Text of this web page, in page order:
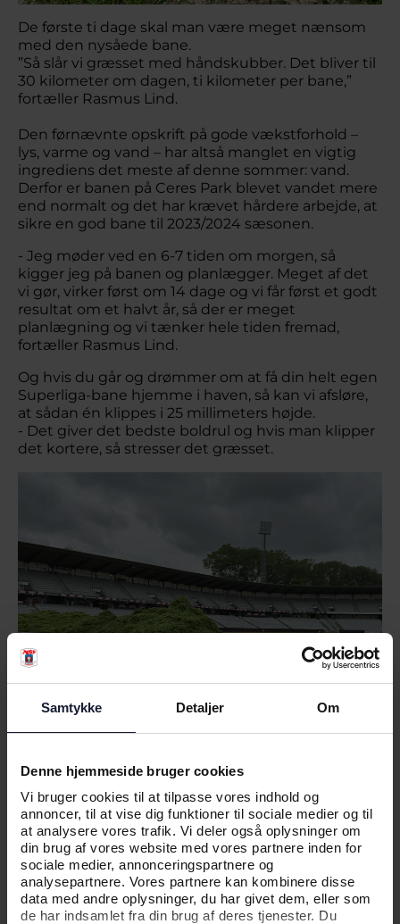
Samtykke Detaljer Om
Denne hjemmeside bruger cookies
Vi bruger cookies til at tilpasse vores indhold og
annoncer, til at vise dig funktioner til sociale medier og til
at analysere vores trafik. Vi deler også oplysninger om
din brug af vores website med vores partnere inden for
sociale medier, annonceringspartnere og
analysepartnere. Vores partnere kan kombinere disse
data med andre oplysninger, du har givet dem, eller som
de har indsamlet fra din brug af deres tjenester. Du
De første ti dage skal man være meget nænsom
med den nysåede bane.
”Så slår vi græsset med håndskubber. Det bliver til
30 kilometer om dagen, ti kilometer per bane,”
fortæller Rasmus Lind.
Den førnævnte opskrift på gode vækstforhold –
lys, varme og vand – har altså manglet en vigtig
ingrediens det meste af denne sommer: vand.
Derfor er banen på Ceres Park blevet vandet mere
end normalt og det har krævet hårdere arbejde, at
sikre en god bane til 2023/2024 sæsonen.
- Jeg møder ved en 6-7 tiden om morgen, så
kigger jeg på banen og planlægger. Meget af det
vi gør, virker først om 14 dage og vi får først et godt
resultat om et halvt år, så der er meget
planlægning og vi tænker hele tiden fremad,
fortæller Rasmus Lind.
Og hvis du går og drømmer om at få din helt egen
Superliga-bane hjemme i haven, så kan vi afsløre,
at sådan én klippes i 25 millimeters højde.
- Det giver det bedste boldrul og hvis man klipper
det kortere, så stresser det græsset.
Den nye sæson med al dens håb og spænding
nærmer sig og det kan en groundsman også
mærke. Især når der skal spilles europæisk fodbold
på banen i år.